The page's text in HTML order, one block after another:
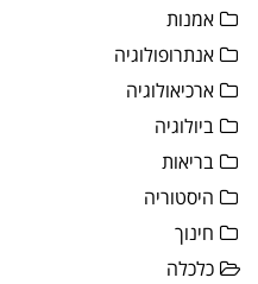
אמנות
אנתרופולוגיה
ארכיאולוגיה
ביולוגיה
בריאות
היסטוריה
חינוך
כלכלה